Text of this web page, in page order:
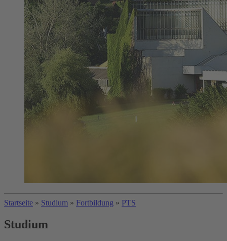
Startseite » Studium » Fortbildung » PTS
Studium